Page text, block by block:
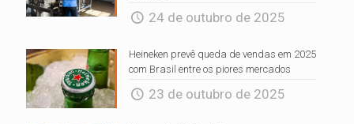
24 de outubro de 2025
Heineken prevê queda de vendas em 2025
com Brasil entre os piores mercados
23 de outubro de 2025